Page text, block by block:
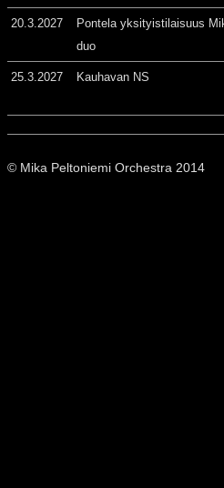
20.3.2027
Pontela yksityistilaisuus
duo
25.3.2027 Kauhavan NS
© Mika Peltoniemi Orchestra 2014